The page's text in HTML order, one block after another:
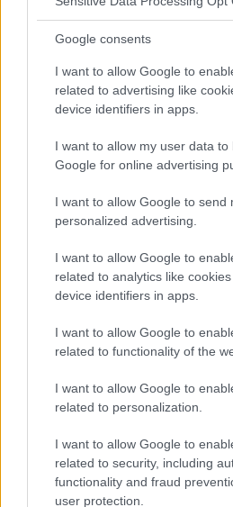
Google consents
I want to allow Google to
related to advertising like
device identifiers in apps.
I want to allow my user data to
Google for online advertising
I want to allow Google to send
personalized advertising.
I want to allow Google to
related to analytics like
device identifiers in apps.
I want to allow Google to
related to functionality of the
I want to allow Google to
related to personalization.
I want to allow Google to
related to security, including
functionality and fraud
user protection.
Lies den nächsten
Kategorie:
Achtsamkeitspraxis
körperliche
für die psychische
Psychische Störungen
25-01-2024
Mgr Weronika
Sie können diesen Text hier